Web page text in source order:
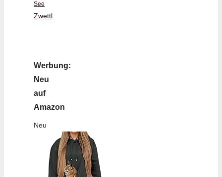
See
Zwettl
Werbung:
Neu
auf
Amazon
Neu